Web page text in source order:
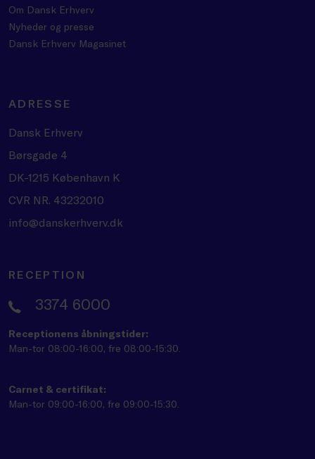
Om Dansk Erhverv
Nyheder og presse
Dansk Erhverv Magasinet
ADRESSE
Dansk Erhverv
Børsgade 4
DK-1215 København K
CVR NR. 43232010
info@danskerhverv.dk
RECEPTION
3374 6000
Receptionens åbningstider:
Man-tor 08:00-16:00, fre 08:00-15:30.
Carnet & certifikat:
Man-tor 09:00-16:00, fre 09:00-15:30.